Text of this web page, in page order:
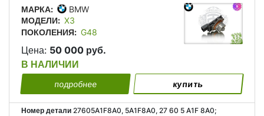
МАРКА:
BMW
МОДЕЛИ: X3
ПОКОЛЕНИЯ: G48
Цена: 50 000 руб.
В НАЛИЧИИ
подробнее купить
Номер детали 27605A1F8A0, 5A1F8A0, 27 60 5 A1F 8A0;